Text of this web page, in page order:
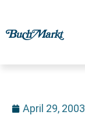
April 29, 2003